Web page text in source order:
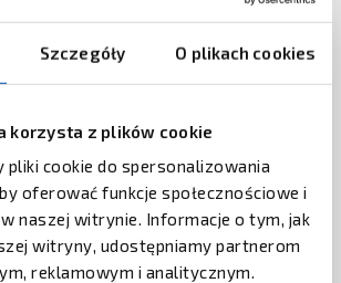
Szczegóły O plikach cookies
korzysta z plików cookie
cookie do spersonalizowania
oferować funkcje społecznościowe i
naszej witrynie. Informacje o tym, jak
witryny, udostępniamy partnerom
reklamowym i analitycznym.
Drukarka Argox I4-240/I4-250/I4-350
ZAPYTAJ O CENĘ
Drukarka Zebra ZT610, ZT61A Micro
Label Printer
ZAPYTAJ O CENĘ
GODEX
Drukarka GoDEX RT200i / RT230i